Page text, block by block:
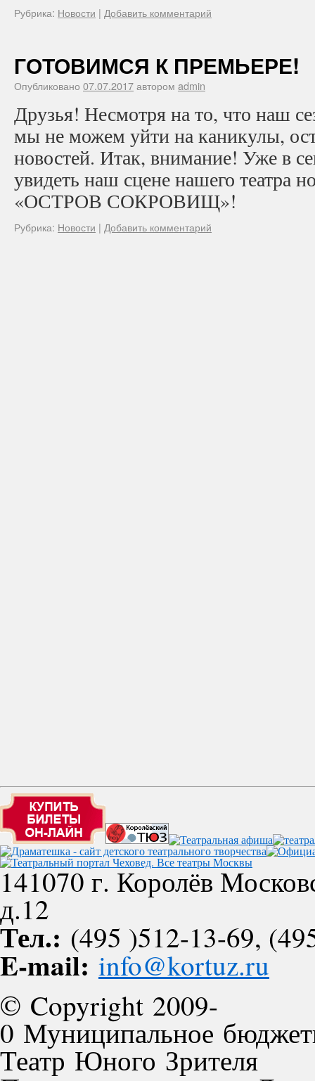
Рубрика: Новости | Добавить комментарий
ГОТОВИМСЯ К ПРЕМЬЕРЕ!
Опубликовано 07.07.2017автором admin
Друзья! Несмотря на то, что наш
мы не можем уйти на каникулы,
новостей. Итак, внимание! Уже в
увидеть наш сцене нашего театра
«ОСТРОВ СОКРОВИЩ»!
Рубрика: Новости | Добавить комментарий
141070 г. Королёв
д.12
Тел.: (495 )512-13-69,
E-mail: info@kortuz.ru
© Copyright 2009-
0 Муниципальное
Театр Юного Зрителя